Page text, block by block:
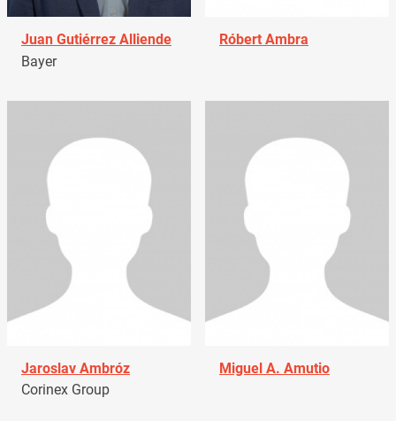
Juan Gutiérrez Alliende
Bayer
Róbert Ambra
Jaroslav Ambróz
Corinex Group
Miguel A. Amutio